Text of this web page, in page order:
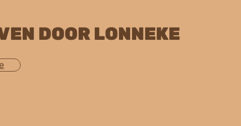
DOOR LONNEKE